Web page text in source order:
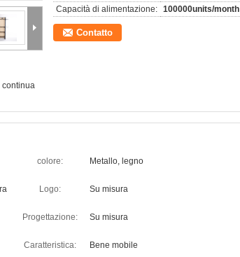
continua
Capacità di alimentazione: 100000units/month
Contatto
colore: Metallo, legno
Logo: Su misura
Progettazione: Su misura
Caratteristica: Bene mobile